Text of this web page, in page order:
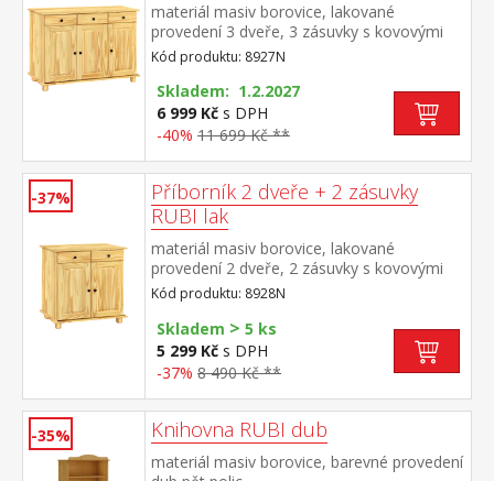
materiál masiv borovice, lakované
provedení 3 dveře, 3 zásuvky s kovovými
pojezdy, 1 police
Kód produktu: 8927N
Skladem: 1.2.2027
6 999 Kč s DPH
-40% 11 699 Kč **
-37%
Příborník 2 dveře + 2 zásuvky
RUBI lak
materiál masiv borovice, lakované
provedení 2 dveře, 2 zásuvky s kovovými
pojezdy, 1 police
Kód produktu: 8928N
Skladem > 5 ks
5 299 Kč s DPH
-37% 8 490 Kč **
-35% Knihovna RUBI dub
materiál masiv borovice, barevné provedení